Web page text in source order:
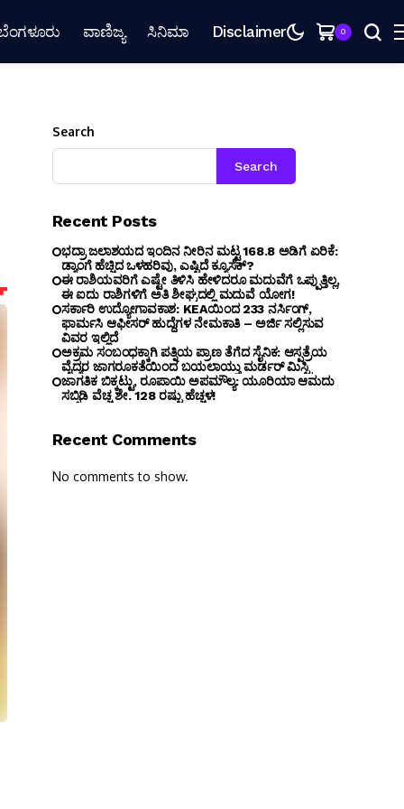
ವಾಣಿಜ್ಯ ಸಿನಿಮಾ Disclaimer 0
Search
Search
Recent Posts
ಭದ್ರಾ ಜಲಾಶಯದ ಇಂದಿನ ನೀರಿನ ಮಟ್ಟ 168.8 ಅಡಿಗೆ ಏರಿಕೆ:
ಡ್ಯಾಂಗೆ ಹೆಚ್ಚಿದ ಒಳಹರಿವು, ಎಷ್ಟಿದೆ ಕ್ಯೂಸೆಕ್?
ಈ ರಾಶಿಯವರಿಗೆ ಎಷ್ಟೇ ತಿಳಿಸಿ ಹೇಳಿದರೂ ಮದುವೆಗೆ ಒಪ್ಪುತ್ತಿಲ್ಲ,
ಈ ಐದು ರಾಶಿಗಳಿಗೆ ಅತಿ ಶೀಘ್ರದಲ್ಲಿ ಮದುವೆ ಯೋಗ!
ಸರ್ಕಾರಿ ಉದ್ಯೋಗಾವಕಾಶ: KEAಯಿಂದ 233 ನರ್ಸಿಂಗ್,
ಫಾರ್ಮಸಿ ಆಫೀಸರ್ ಹುದ್ದೆಗಳ ನೇಮಕಾತಿ – ಅರ್ಜಿ ಸಲ್ಲಿಸುವ
ವಿವರ ಇಲ್ಲಿದೆ
ಅಕ್ರಮ ಸಂಬಂಧಕ್ಕಾಗಿ ಪತ್ನಿಯ ಪ್ರಾಣ ತೆಗೆದ ಸೈನಿಕ: ಆಸ್ಪತ್ರೆಯ
ವೈದ್ಯರ ಜಾಗರೂಕತೆಯಿಂದ ಬಯಲಾಯ್ತು ಮರ್ಡರ್ ಮಿಸ್ಟ್ರಿ
ಜಾಗತಿಕ ಬಿಕ್ಕಟ್ಟು, ರೂಪಾಯಿ ಅಪಮೌಲ್ಯ: ಯೂರಿಯಾ ಆಮದು
ಸಬ್ಸಿಡಿ ವೆಚ್ಚ ಶೇ. 128 ರಷ್ಟು ಹೆಚ್ಚಳ!
Recent Comments
No comments to show.